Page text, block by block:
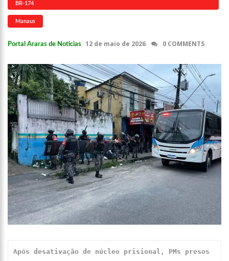
BR-174
Manaus
Portal Araras de Noticias 12 de maio de 2026 0 COMMENTS
Após desativação de núcleo prisional, PMs presos